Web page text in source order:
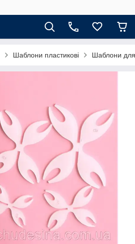
Шаблони пластикові Шаблони для